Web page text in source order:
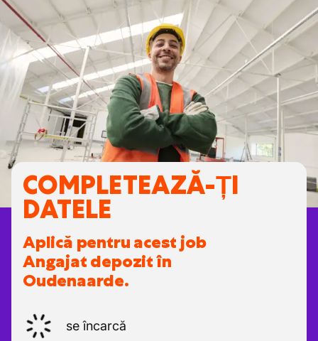
COMPLETEAZĂ-ȚI
DATELE
Aplică pentru acest job
Angajat depozit în
Oudenaarde.
se încarcă